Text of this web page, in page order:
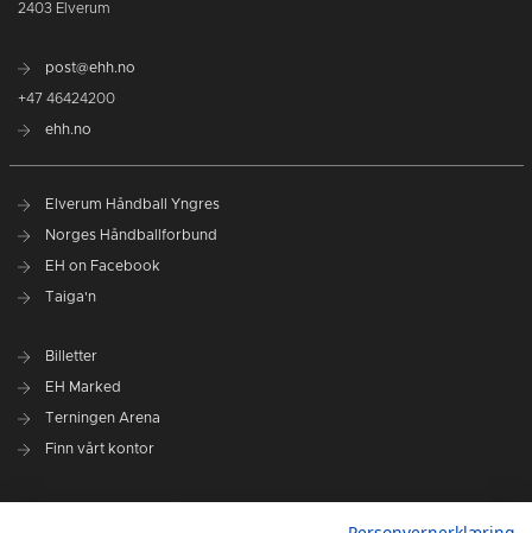
2403 Elverum
post@ehh.no
+47 46424200
ehh.no
Elverum Håndball Yngres
Norges Håndballforbund
EH on Facebook
Taiga'n
Billetter
EH Marked
Terningen Arena
Finn vårt kontor